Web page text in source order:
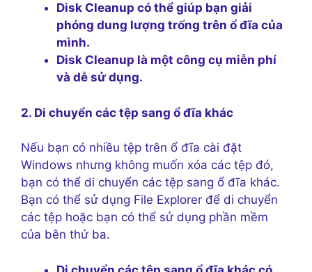
Disk Cleanup có thể giúp bạn giải
phóng dung lượng trống trên ổ đĩa của
mình.
Disk Cleanup là một công cụ miễn phí
và dễ sử dụng.
2. Di chuyển các tệp sang ổ đĩa khác
Nếu bạn có nhiều tệp trên ổ đĩa cài đặt
Windows nhưng không muốn xóa các tệp đó,
bạn có thể di chuyển các tệp sang ổ đĩa khác.
Bạn có thể sử dụng File Explorer để di chuyển
các tệp hoặc bạn có thể sử dụng phần mềm
của bên thứ ba.